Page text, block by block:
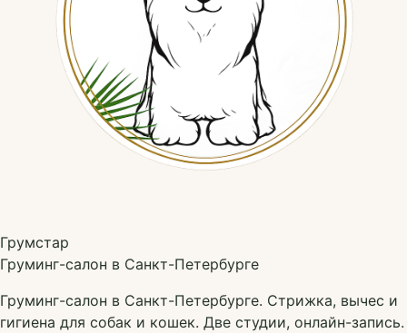
Грумстар
Груминг-салон в Санкт-Петербурге
Груминг-салон в Санкт-Петербурге. Стрижка, вычес и
гигиена для собак и кошек. Две студии, онлайн-запись.